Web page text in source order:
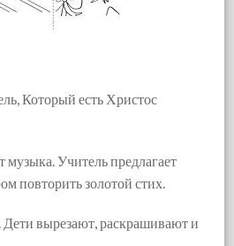
Который есть Христос
музыка. Учитель предлагает
повторить золотой стих.
вырезают, раскрашивают и